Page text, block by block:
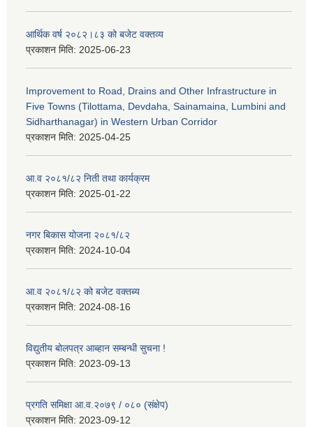
आर्थिक वर्ष २०८२।८३ को बजेट वक्तव्य
प्रकाशन मिति: 2025-06-23
Improvement to Road, Drains and Other Infrastructure in
Five Towns (Tilottama, Devdaha, Sainamaina, Lumbini and
Sidharthanagar) in Western Urban Corridor
प्रकाशन मिति: 2025-04-25
आ.व २०८१/८२ निती तथा कार्यक्रम
प्रकाशन मिति: 2025-01-22
नगर बिकास योजना २०८१/८२
प्रकाशन मिति: 2024-10-04
आ.व २०८१/८२ को बजेट वक्तब्य
प्रकाशन मिति: 2024-08-16
विद्युतीय बोलपत्र आब्हान सम्बन्धी सुचना !
प्रकाशन मिति: 2023-09-13
प्रगति समिक्षा आ.व.२०७९ / ०८० (संक्षेप)
प्रकाशन मिति: 2023-09-12